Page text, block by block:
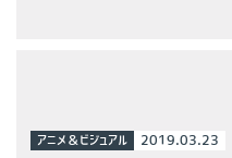
アニメ＆ビジュアル 2019.03.23